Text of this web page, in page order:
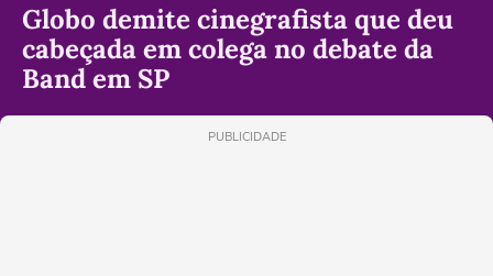
Globo demite cinegrafista que deu
cabeçada em colega no debate da
Band em SP
PUBLICIDADE